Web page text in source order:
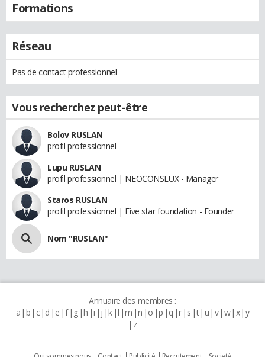
Formations
Réseau
Pas de contact professionnel
Vous recherchez peut-être
Bolov RUSLAN
profil professionnel
Lupu RUSLAN
profil professionnel | NEOCONSLUX - Manager
Staros RUSLAN
profil professionnel | Five star foundation - Founder
Nom "RUSLAN"
Annuaire des membres :
a b c d e f g h i j k l m n o p q r s t u v w x y
z